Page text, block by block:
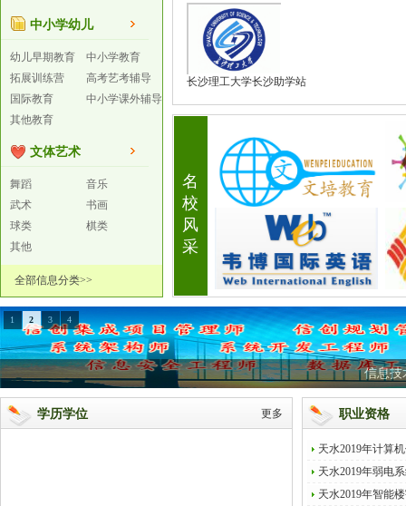
中小学幼儿
幼儿早期教育
中小学教育
拓展训练营
高考艺考辅导
国际教育
中小学课外辅导
其他教育
文体艺术
舞蹈
音乐
武术
书画
球类
棋类
其他
全部信息分类>>
长沙理工大学长沙助学站
名
校
风
采
信息技
1 2 3 4
学历学位 更多 职业资格
天水2019年计算
天水2019年弱电
天水2019年智能